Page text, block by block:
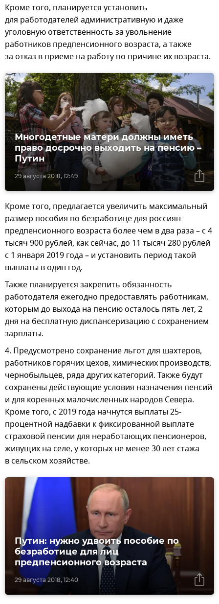
Кроме того, планируется установить
для работодателей административную и даже
уголовную ответственность за увольнение
работников предпенсионного возраста, а также
за отказ в приеме на работу по причине их возраста.
29 августа 2018, 12:49
Многодетные матери должны иметь
право досрочно выходить на пенсию –
Путин
Кроме того, предлагается увеличить максимальный
размер пособия по безработице для россиян
предпенсионного возраста более чем в два раза – с 4
тысяч 900 рублей, как сейчас, до 11 тысяч 280 рублей
с 1 января 2019 года – и установить период такой
выплаты в один год.
Также планируется закрепить обязанность
работодателя ежегодно предоставлять работникам,
которым до выхода на пенсию осталось пять лет, 2
дня на бесплатную диспансеризацию с сохранением
зарплаты.
4. Предусмотрено сохранение льгот для шахтеров,
работников горячих цехов, химических производств,
чернобыльцев, ряда других категорий. Также будут
сохранены действующие условия назначения пенсий
и для коренных малочисленных народов Севера.
Кроме того, с 2019 года начнутся выплаты 25-
процентной надбавки к фиксированной выплате
страховой пенсии для неработающих пенсионеров,
живущих на селе, у которых не менее 30 лет стажа
в сельском хозяйстве.
29 августа 2018, 12:40
Путин: нужно удвоить пособие по
безработице для лиц
предпенсионного возраста